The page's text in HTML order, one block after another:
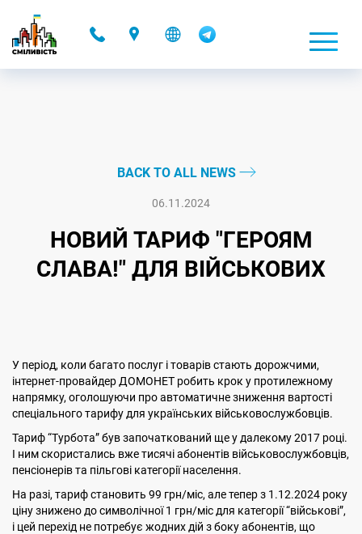
BACK TO ALL NEWS
06.11.2024
НОВИЙ ТАРИФ "ГЕРОЯМ
СЛАВА!" ДЛЯ ВІЙСЬКОВИХ
У період, коли багато послуг і товарів стають дорожчими,
інтернет-провайдер ДОМОНЕТ робить крок у протилежному
напрямку, оголошуючи про автоматичне зниження вартості
спеціального тарифу для українських військовослужбовців.
Тариф “Турбота” був започаткований ще у далекому 2017 році.
І ним скористались вже тисячі абонентів військовослужбовців,
пенсіонерів та пільгові категорії населення.
На разі, тариф становить 99 грн/міс, але тепер з 1.12.2024 року
ціну знижено до символічної 1 грн/міс для категорії “військові”,
і цей перехід не потребує жодних дій з боку абонентів, що